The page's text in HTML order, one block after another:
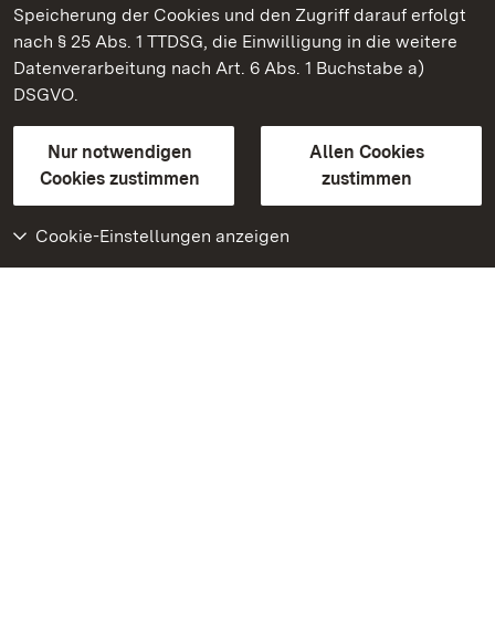
Speicherung der Cookies und den Zugriff darauf erfolgt
nach § 25 Abs. 1 TTDSG, die Einwilligung in die weitere
Datenverarbeitung nach Art. 6 Abs. 1 Buchstabe a)
DSGVO.
Nur notwendigen
Cookies zustimmen
Allen Cookies
zustimmen
Cookie-Einstellungen anzeigen
Staatliche Schlösser und Gärten Baden-Württemberg
Kontakt
GebärdenspracheLeichte Sprache
Erklärung zur Barrierefreiheit
BITV-konform (geprüfte Seiten)
Weiteres